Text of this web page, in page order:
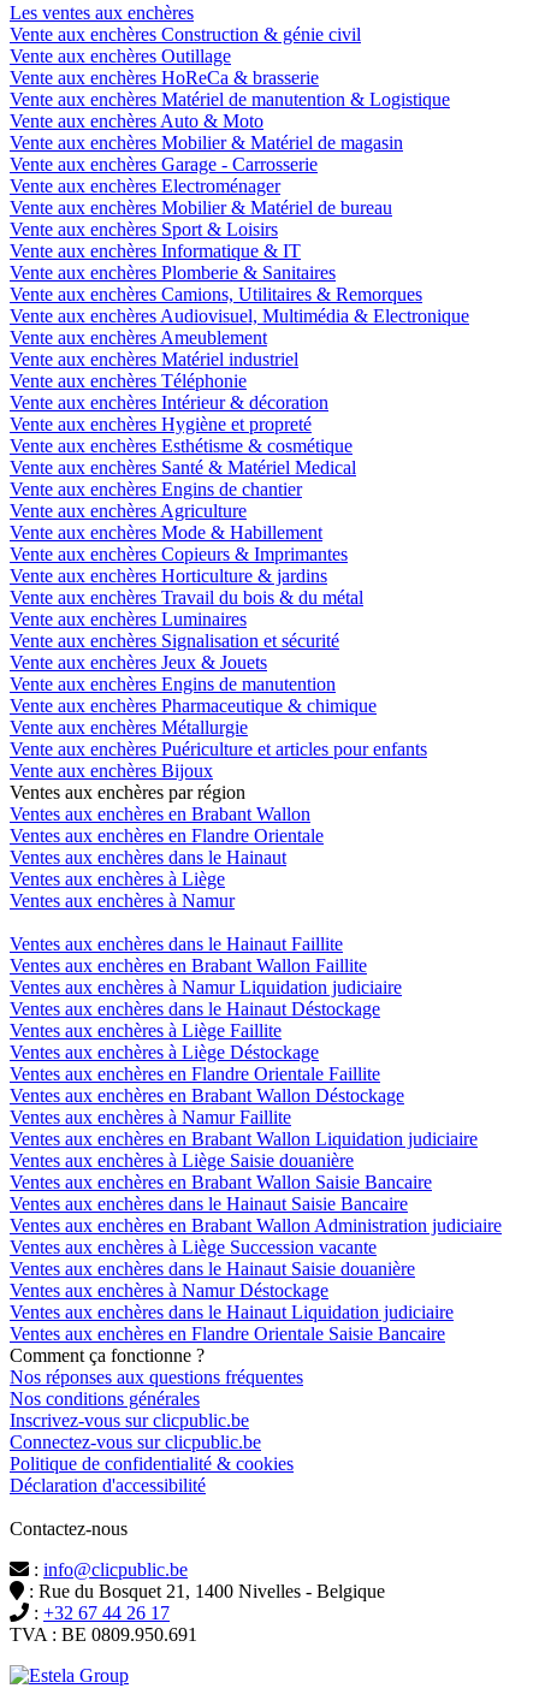
Les ventes aux enchères
Vente aux enchères Construction & génie civil
Vente aux enchères Outillage
Vente aux enchères HoReCa & brasserie
Vente aux enchères Matériel de manutention & Logistique
Vente aux enchères Auto & Moto
Vente aux enchères Mobilier & Matériel de magasin
Vente aux enchères Garage - Carrosserie
Vente aux enchères Electroménager
Vente aux enchères Mobilier & Matériel de bureau
Vente aux enchères Sport & Loisirs
Vente aux enchères Informatique & IT
Vente aux enchères Plomberie & Sanitaires
Vente aux enchères Camions, Utilitaires & Remorques
Vente aux enchères Audiovisuel, Multimédia & Electronique
Vente aux enchères Ameublement
Vente aux enchères Matériel industriel
Vente aux enchères Téléphonie
Vente aux enchères Intérieur & décoration
Vente aux enchères Hygiène et propreté
Vente aux enchères Esthétisme & cosmétique
Vente aux enchères Santé & Matériel Medical
Vente aux enchères Engins de chantier
Vente aux enchères Agriculture
Vente aux enchères Mode & Habillement
Vente aux enchères Copieurs & Imprimantes
Vente aux enchères Horticulture & jardins
Vente aux enchères Travail du bois & du métal
Vente aux enchères Luminaires
Vente aux enchères Signalisation et sécurité
Vente aux enchères Jeux & Jouets
Vente aux enchères Engins de manutention
Vente aux enchères Pharmaceutique & chimique
Vente aux enchères Métallurgie
Vente aux enchères Puériculture et articles pour enfants
Vente aux enchères Bijoux
Ventes aux enchères par région
Ventes aux enchères en Brabant Wallon
Ventes aux enchères en Flandre Orientale
Ventes aux enchères dans le Hainaut
Ventes aux enchères à Liège
Ventes aux enchères à Namur
Ventes aux enchères dans le Hainaut Faillite
Ventes aux enchères en Brabant Wallon Faillite
Ventes aux enchères à Namur Liquidation judiciaire
Ventes aux enchères dans le Hainaut Déstockage
Ventes aux enchères à Liège Faillite
Ventes aux enchères à Liège Déstockage
Ventes aux enchères en Flandre Orientale Faillite
Ventes aux enchères en Brabant Wallon Déstockage
Ventes aux enchères à Namur Faillite
Ventes aux enchères en Brabant Wallon Liquidation judiciaire
Ventes aux enchères à Liège Saisie douanière
Ventes aux enchères en Brabant Wallon Saisie Bancaire
Ventes aux enchères dans le Hainaut Saisie Bancaire
Ventes aux enchères en Brabant Wallon Administration judiciaire
Ventes aux enchères à Liège Succession vacante
Ventes aux enchères dans le Hainaut Saisie douanière
Ventes aux enchères à Namur Déstockage
Ventes aux enchères dans le Hainaut Liquidation judiciaire
Ventes aux enchères en Flandre Orientale Saisie Bancaire
Comment ça fonctionne ?
Nos réponses aux questions fréquentes
Nos conditions générales
Inscrivez-vous sur clicpublic.be
Connectez-vous sur clicpublic.be
Politique de confidentialité & cookies
Déclaration d'accessibilité
Contactez-nous
: info@clicpublic.be
: Rue du Bosquet 21, 1400 Nivelles - Belgique
: +32 67 44 26 17
TVA : BE 0809.950.691